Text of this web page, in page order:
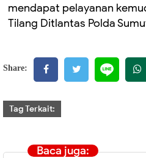
mendapat pelayanan
Tilang Ditlantas Polda
Share:
Tag Terkait:
Baca juga: